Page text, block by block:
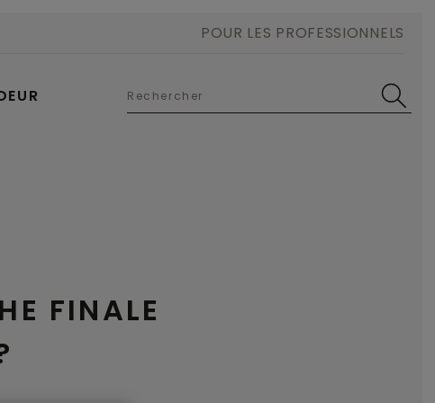
POUR LES PROFESSIONNELS
FINALE